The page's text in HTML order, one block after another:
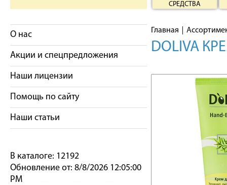
СРЕДСТВА
О нас
Акции и спецпредложения
Наши лицензии
Помощь по сайту
Наши статьи
В каталоге: 12192
Обновление от: 8/8/2026 12:05:00
PM
Главная
DOLIVA